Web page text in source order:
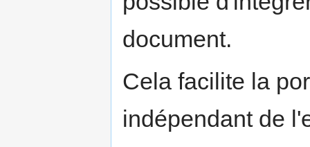
document.
Cela facilite la
indépendant de